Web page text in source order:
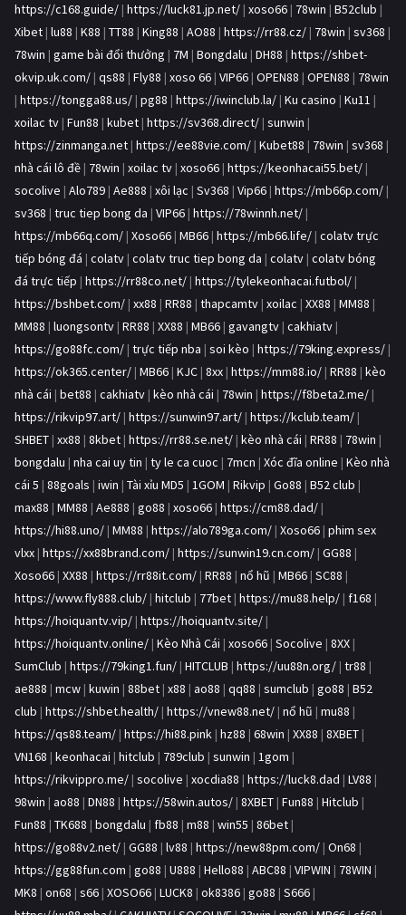
https://c168.guide/ | https://luck81.jp.net/ | xoso66 | 78win | B52club |
Xibet | lu88 | K88 | TT88 | King88 | AO88 | https://rr88.cz/ | 78win | sv368 |
78win | game bài đổi thưởng | 7M | Bongdalu | DH88 | https://shbet-
okvip.uk.com/ | qs88 | Fly88 | xoso 66 | VIP66 | OPEN88 | OPEN88 | 78win
| https://tongga88.us/ | pg88 | https://iwinclub.la/ | Ku casino | Ku11 |
xoilac tv | Fun88 | kubet | https://sv368.direct/ | sunwin |
https://zinmanga.net | https://ee88vie.com/ | Kubet88 | 78win | sv368 |
nhà cái lô đề | 78win | xoilac tv | xoso66 | https://keonhacai55.bet/ |
socolive | Alo789 | Ae888 | xôi lạc | Sv368 | Vip66 | https://mb66p.com/ |
sv368 | truc tiep bong da | VIP66 | https://78winnh.net/ |
https://mb66q.com/ | Xoso66 | MB66 | https://mb66.life/ | colatv trực
tiếp bóng đá | colatv | colatv truc tiep bong da | colatv | colatv bóng
đá trực tiếp | https://rr88co.net/ | https://tylekeonhacai.futbol/ |
https://bshbet.com/ | xx88 | RR88 | thapcamtv | xoilac | XX88 | MM88 |
MM88 | luongsontv | RR88 | XX88 | MB66 | gavangtv | cakhiatv |
https://go88fc.com/ | trực tiếp nba | soi kèo | https://79king.express/ |
https://ok365.center/ | MB66 | KJC | 8xx | https://mm88.io/ | RR88 | kèo
nhà cái | bet88 | cakhiatv | kèo nhà cái | 78win | https://f8beta2.me/ |
https://rikvip97.art/ | https://sunwin97.art/ | https://kclub.team/ |
SHBET | xx88 | 8kbet | https://rr88.se.net/ | kèo nhà cái | RR88 | 78win |
bongdalu | nha cai uy tin | ty le ca cuoc | 7mcn | Xóc đĩa online | Kèo nhà
cái 5 | 88goals | iwin | Tài xỉu MD5 | 1GOM | Rikvip | Go88 | B52 club |
max88 | MM88 | Ae888 | go88 | xoso66 | https://cm88.dad/ |
https://hi88.uno/ | MM88 | https://alo789ga.com/ | Xoso66 | phim sex
vlxx | https://xx88brand.com/ | https://sunwin19.cn.com/ | GG88 |
Xoso66 | XX88 | https://rr88it.com/ | RR88 | nổ hũ | MB66 | SC88 |
https://www.fly888.club/ | hitclub | 77bet | https://mu88.help/ | f168 |
https://hoiquantv.vip/ | https://hoiquantv.site/ |
https://hoiquantv.online/ | Kèo Nhà Cái | xoso66 | Socolive | 8XX |
SumClub | https://79king1.fun/ | HITCLUB | https://uu88n.org/ | tr88 |
ae888 | mcw | kuwin | 88bet | x88 | ao88 | qq88 | sumclub | go88 | B52
club | https://shbet.health/ | https://vnew88.net/ | nổ hũ | mu88 |
https://qs88.team/ | https://hi88.pink | hz88 | 68win | XX88 | 8XBET |
VN168 | keonhacai | hitclub | 789club | sunwin | 1gom |
https://rikvippro.me/ | socolive | xocdia88 | https://luck8.dad | LV88 |
98win | ao88 | DN88 | https://58win.autos/ | 8XBET | Fun88 | Hitclub |
Fun88 | TK688 | bongdalu | fb88 | m88 | win55 | 86bet |
https://go88v2.net/ | GG88 | lv88 | https://new88pm.com/ | On68 |
https://gg88fun.com | go88 | U888 | Hello88 | ABC88 | VIPWIN | 78WIN |
MK8 | on68 | s66 | XOSO66 | LUCK8 | ok8386 | go88 | S666 |